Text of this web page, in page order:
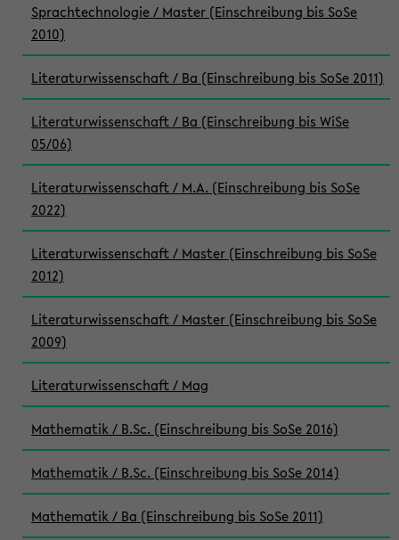
Sprachtechnologie / Master (Einschreibung bis SoSe
2010)
Literaturwissenschaft / Ba (Einschreibung bis SoSe 2011)
Literaturwissenschaft / Ba (Einschreibung bis WiSe
05/06)
Literaturwissenschaft / M.A. (Einschreibung bis SoSe
2022)
Literaturwissenschaft / Master (Einschreibung bis SoSe
2012)
Literaturwissenschaft / Master (Einschreibung bis SoSe
2009)
Literaturwissenschaft / Mag
Mathematik / B.Sc. (Einschreibung bis SoSe 2016)
Mathematik / B.Sc. (Einschreibung bis SoSe 2014)
Mathematik / Ba (Einschreibung bis SoSe 2011)